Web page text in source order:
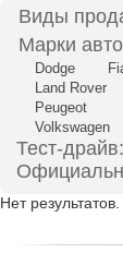
Dodge
Land Rover
Peugeot
Volkswagen
Тест-драйв:
Нет результатов.